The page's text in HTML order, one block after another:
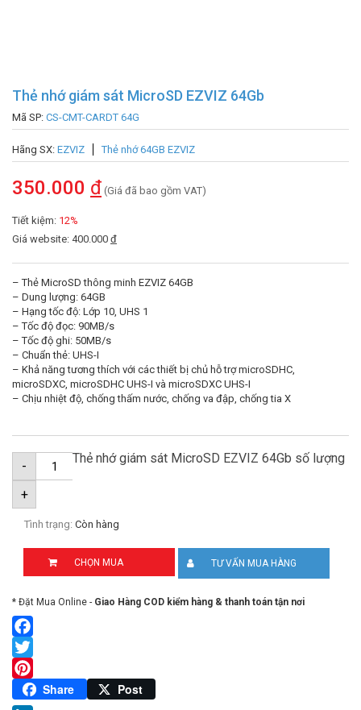
Thẻ nhớ giám sát MicroSD EZVIZ 64Gb
Mã SP: CS-CMT-CARDT 64G
Hãng SX: EZVIZ Thẻ nhớ 64GB EZVIZ
350.000 đ (Giá đã bao gồm VAT)
Tiết kiệm: 12%
Giá website: 400.000 đ
– Thẻ MicroSD thông minh EZVIZ 64GB
– Dung lượng: 64GB
– Hạng tốc độ: Lớp 10, UHS 1
– Tốc độ đọc: 90MB/s
– Tốc độ ghi: 50MB/s
– Chuẩn thẻ: UHS-I
– Khả năng tương thích với các thiết bị chủ hỗ trợ microSDHC,
microSDXC, microSDHC UHS-I và microSDXC UHS-I
– Chịu nhiệt độ, chống thấm nước, chống va đập, chống tia X
- Thẻ nhớ giám sát MicroSD EZVIZ 64Gb số lượng
+
Tình trạng: Còn hàng
CHỌN MUA TƯ VẤN MUA HÀNG
* Đặt Mua Online - Giao Hàng COD kiểm hàng & thanh toán tận nơi
Facebook
Twitter
Pinterest
Share Post